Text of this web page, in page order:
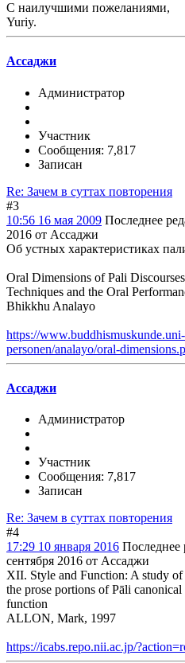
С наилучшими пожеланиями,
Yuriy.
Ассаджи
Администратор
Участник
Сообщения: 7,817
Записан
Re: Зачем в суттах повторения
#3
10:56 16 мая 2009 Последнее
2016 от Ассаджи
Об устных характеристиках
Oral Dimensions of Pali
Techniques and the Oral
Bhikkhu Analayo
https://
personen/analayo/oral-
Ассаджи
Администратор
Участник
Сообщения: 7,817
Записан
Re: Зачем в суттах повторения
#4
17:29 10 января 2016 Последнее
сентября 2016 от Ассаджи
XII. Style and Function: A study
the prose portions of Pāli
function
ALLON, Mark, 1997
https://icabs.repo.nii.ac.jp/